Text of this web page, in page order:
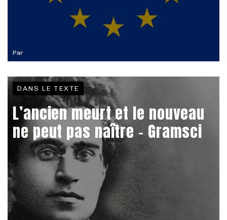
Par
DANS LE TEXTE
L’ancien meurt et le nouveau
ne peut pas naître - Gramsci